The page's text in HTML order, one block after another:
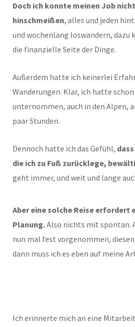
Doch ich konnte meinen Job
hinschmeißen, alles und jeden
und wochenlang loswandern, dazu
die finanzielle Seite der Dinge.
Außerdem hatte ich keinerlei
Wanderungen. Klar, ich hatte
unternommen, auch in den Alpen,
paar Stunden.
Dennoch hatte ich das Gefühl,
die ich zu Fuß zurücklege,
geht immer, und weit und lange
Aber eine solche Reise
Planung.Also nichts mit spontan.
nun mal fest vorgenommen, diesen
dann muss ich es eben auf meine
Ich erinnerte mich an eine